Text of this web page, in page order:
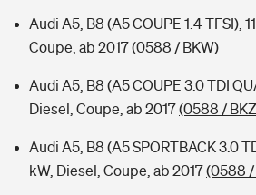
Audi A5, B8 (A5 COUPE 1.4 TFSI),
Coupe, ab 2017(0588 / BKW)
Audi A5, B8 (A5 COUPE 3.0 TDI
Diesel, Coupe, ab 2017(0588 /
Audi A5, B8 (A5 SPORTBACK 3.0
kW, Diesel, Coupe, ab 2017(0588 /